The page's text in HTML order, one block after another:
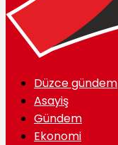
Düzce gündem
Asayiş
Gündem
Ekonomi